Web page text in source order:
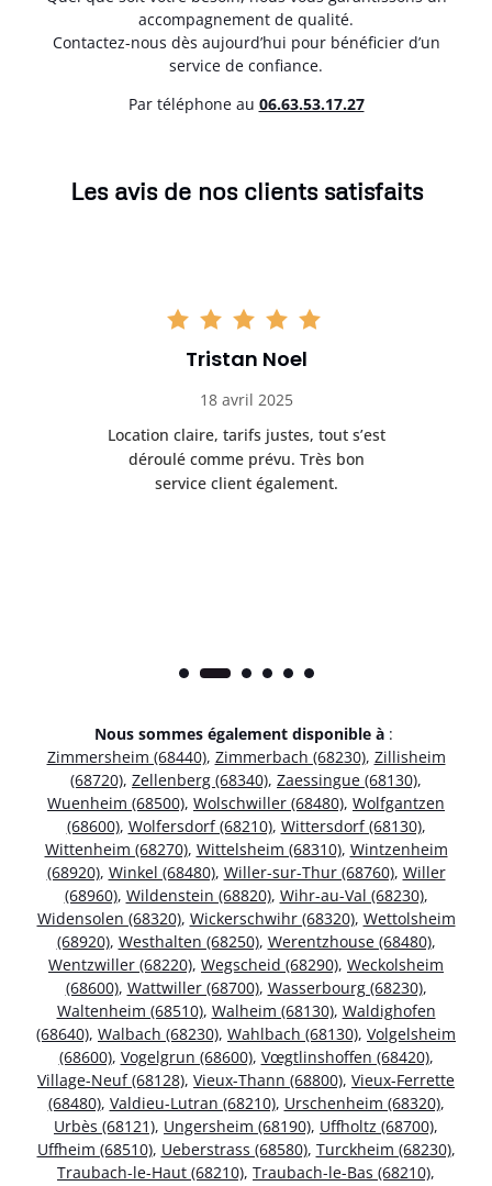
accompagnement de qualité.
Contactez-nous dès aujourd’hui pour bénéficier d’un
service de confiance.
Par téléphone au 06.63.53.17.27
Les avis de nos clients satisfaits
Tristan Noel
18 avril 2025
Location claire, tarifs justes, tout s’est
déroulé comme prévu. Très bon
service client également.
Nous sommes également disponible à :
Zimmersheim (68440), Zimmerbach (68230), Zillisheim
(68720), Zellenberg (68340), Zaessingue (68130),
Wuenheim (68500), Wolschwiller (68480), Wolfgantzen
(68600), Wolfersdorf (68210), Wittersdorf (68130),
Wittenheim (68270), Wittelsheim (68310), Wintzenheim
(68920), Winkel (68480), Willer-sur-Thur (68760), Willer
(68960), Wildenstein (68820), Wihr-au-Val (68230),
Widensolen (68320), Wickerschwihr (68320), Wettolsheim
(68920), Westhalten (68250), Werentzhouse (68480),
Wentzwiller (68220), Wegscheid (68290), Weckolsheim
(68600), Wattwiller (68700), Wasserbourg (68230),
Waltenheim (68510), Walheim (68130), Waldighofen
(68640), Walbach (68230), Wahlbach (68130), Volgelsheim
(68600), Vogelgrun (68600), Vœgtlinshoffen (68420),
Village-Neuf (68128), Vieux-Thann (68800), Vieux-Ferrette
(68480), Valdieu-Lutran (68210), Urschenheim (68320),
Urbès (68121), Ungersheim (68190), Uffholtz (68700),
Uffheim (68510), Ueberstrass (68580), Turckheim (68230),
Traubach-le-Haut (68210), Traubach-le-Bas (68210),